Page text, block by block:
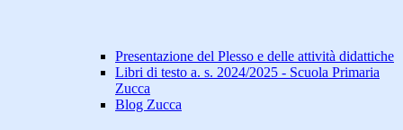
Presentazione del Plesso e delle attività didattiche
Libri di testo a. s. 2024/2025 - Scuola Primaria
Zucca
Blog Zucca